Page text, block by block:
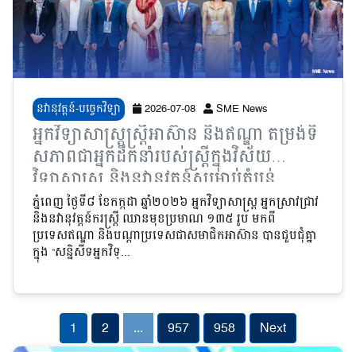
នវានុវត្តន៍-បច្ចេកវិទ្យា 2026-07-08 SME News
អ្នកវិទ្យាសាស្ត្រស្ត្រីអាស៊ាន និងឥណ្ឌា តម្រង់ទិ
សភាពជាអ្នកដឹកនាំរបស់ស្ត្រីក្នុងវិស័យ
វិទ្យាសាស្ត្រ និងនវានុវត្តន៍សម្រាប់តំបន់
ភ្នំពេញ ថ្ងៃទី៨ ខែកក្កដា ឆ្នាំ២០២៦ អ្នកវិទ្យាសាស្ត្រ អ្នកស្រាវជ្រាវ
និងនវានុវត្តន៍ករស្ត្រី ឈានមុខប្រមាណ ១៣៥ រូប មកពី
ប្រទេសឥណ្ឌា និងបណ្តាប្រទេសជាសមាជិកអាស៊ាន បានជួបជុំគ្នា
ក្នុង “សន្និសីទអ្នកវិទ្...
1 2 ... 957 958 Next